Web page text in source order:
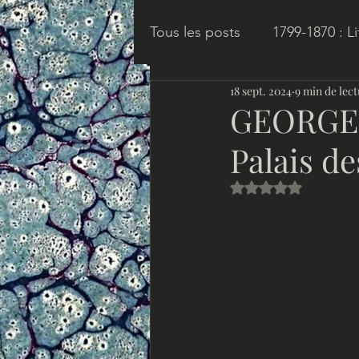
Tous les posts 1799-1870 :
1919-1940 : Années Folles
Romans Coloniaux :
Palais
18 sept. 2024 9 min de
Noté NaN étoiles